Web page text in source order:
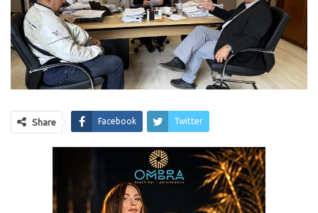
Share Facebook Twitter